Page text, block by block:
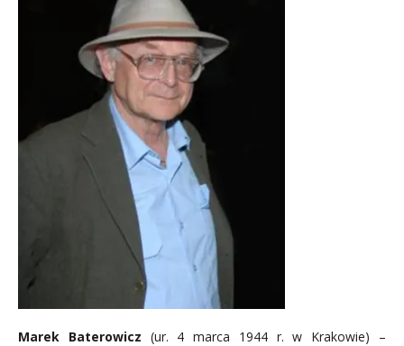
Marek Baterowicz (ur. 4 marca 1944 r. w Krakowie) –